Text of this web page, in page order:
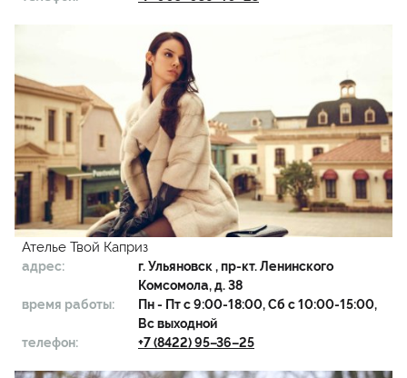
Ателье Твой Каприз
адрес: г.Ульяновск, пр-кт. Ленинского
Комсомола, д. 38
время работы:
Пн - Пт с 9:00-18:00, Сб с 10:00-15:00,
Вс выходной
телефон:
+7 (8422) 95–36–25